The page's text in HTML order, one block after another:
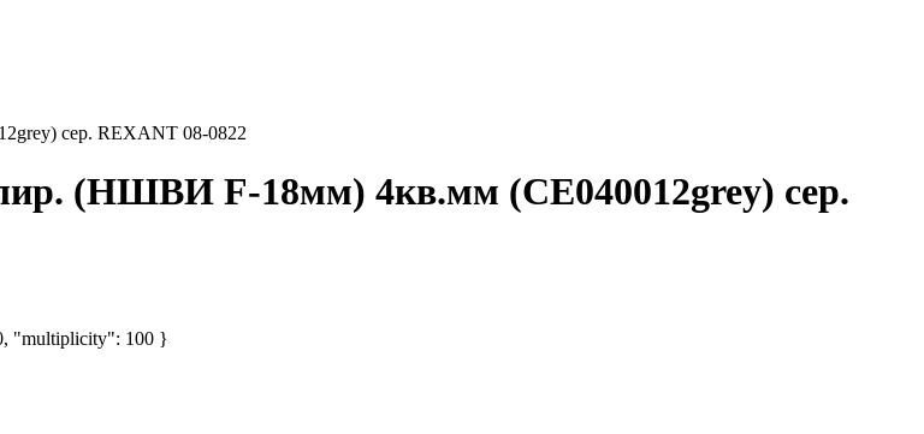
сер. REXANT 08-0822
(НШВИ F-18мм) 4кв.мм (СЕ040012grey) сер.
"multiplicity": 100 }